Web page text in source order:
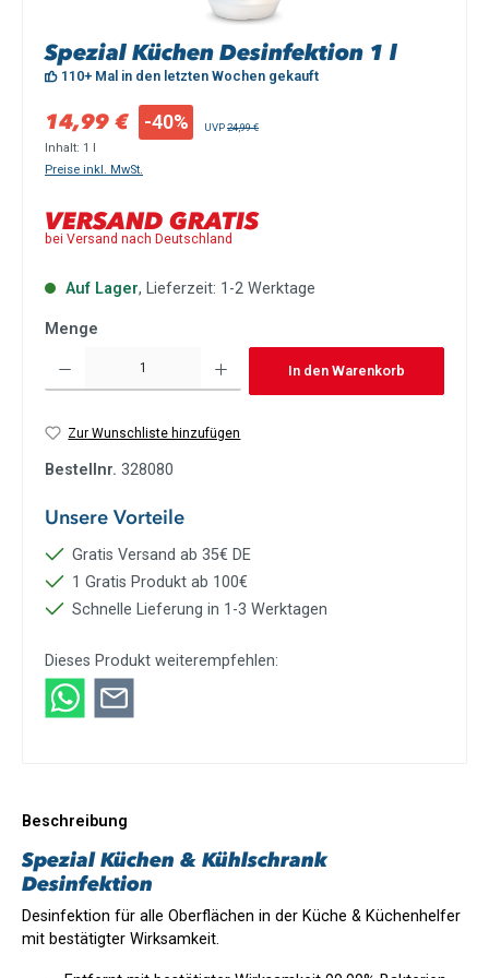
Spezial Küchen Desinfektion 1 l
110+ Mal in den letzten Wochen gekauft
Verkaufspreis:
14,99 € -40% Regulärer Preis:
UVP24,99 €
Inhalt: 1 l
Preise inkl. MwSt.
VERSAND GRATIS
bei Versand nach Deutschland
Auf Lager, Lieferzeit: 1-2 Werktage
Menge
Produkt Anzahl: Gib den gewünschten Wert ein oder benutze die Schaltflächen um die
In den Warenkorb
Zur Wunschliste hinzufügen
Bestellnr. 328080
Unsere Vorteile
Gratis Versand ab 35€ DE
1 Gratis Produkt ab 100€
Schnelle Lieferung in 1-3 Werktagen
Dieses Produkt weiterempfehlen:
Beschreibung
Spezial Küchen & Kühlschrank
Desinfektion
Desinfektion für alle Oberflächen in der Küche & Küchenhelfer
mit bestätigter Wirksamkeit.